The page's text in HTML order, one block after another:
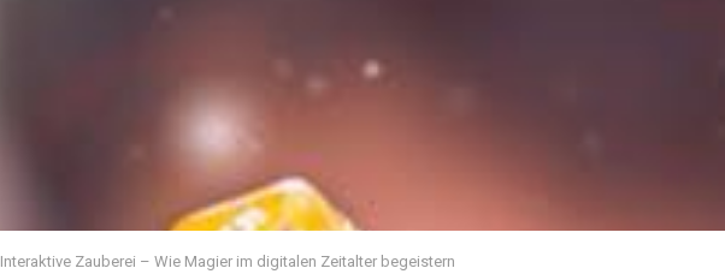
Interaktive Zauberei – Wie Magier im digitalen Zeitalter begeistern